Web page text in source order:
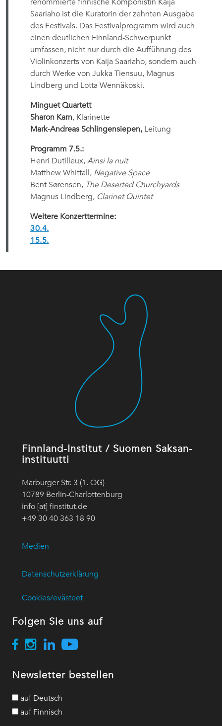
renommierte finnische Komponistin Kaija
Saariaho ist die Kuratorin der zehnten Ausgabe
des Festivals. Das Festivalprogramm wird auch
einen deutlichen Finnland-Schwerpunkt
umfassen, nicht nur durch die Aufführung des
Violinkonzerts von Kaija Saariaho, sondern auch
durch Werke von Jukka Tiensuu, Magnus
Lindberg und Lotta Wennäkoski.
Minguet Quartett
Sharon Kam, Klarinette
Mark-Andreas Schlingensiepen, Leitung
Programm 7.5.:
Henri Dutilleux, Ainsi la nuit
Matthew Whittall, Negative Space
Bent Sørensen, The Deserted Churchyards
Magnus Lindberg, Clarinet Quintet
Weitere Konzerttermine:
30.4.
15.5.
Finnland-Institut / Suomen Saksan-
instituutti
Marburger Str. 3 (1. OG)
10789 Berlin-Charlottenburg
info [at] finstitut.de
+49 30 40 363 18 90
Medien
Datenschutzerklärung
Cookies/evästeet
Folgen Sie uns auf
Newsletter bestellen
auf Deutsch
auf Finnisch